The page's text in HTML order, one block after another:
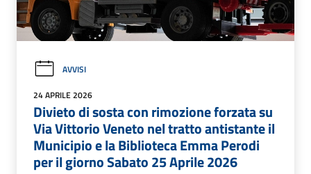
AVVISI
24 APRILE 2026
Divieto di sosta con rimozione forzata su
Via Vittorio Veneto nel tratto antistante il
Municipio e la Biblioteca Emma Perodi
per il giorno Sabato 25 Aprile 2026